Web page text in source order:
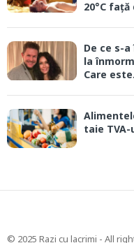
20°C
De ce s-
la
Care
taie
© 2025 Razi cu lacrimi - All